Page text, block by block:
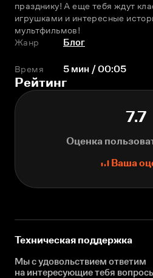
празднику! А еще тебя ждут
игрушками и интересные
мультфильмов!
Жанр
Блог
Время 5 мин / 00:05
Рейтинг
7.7
Оценка
Ваша
Техническая поддержка
Мы с удовольствием ответим
на интересующиетебя